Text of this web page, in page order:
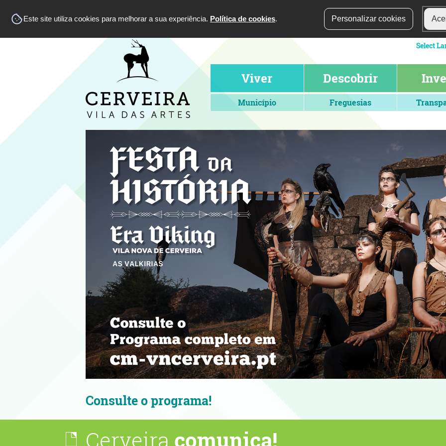
Este site utiliza cookies para melhorar a sua experiência. Política de cookies. Personalizar cookies
Viver Descobrir
Município Freguesias
Aproveite as noites quentes de verão com boa música!
Cerveira comunica!